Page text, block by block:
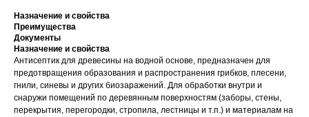
Назначение и свойства
Преимущества
Документы
Назначение и свойства
Антисептик для древесины на водной основе, предназначен для
предотвращения образования и распространения грибков, плесени,
гнили, синевы и других биозаражений. Для обработки внутри и
снаружи помещений по деревянным поверхностям (заборы, стены,
перекрытия, перегородки, стропила, лестницы и т.п.) и материалам на